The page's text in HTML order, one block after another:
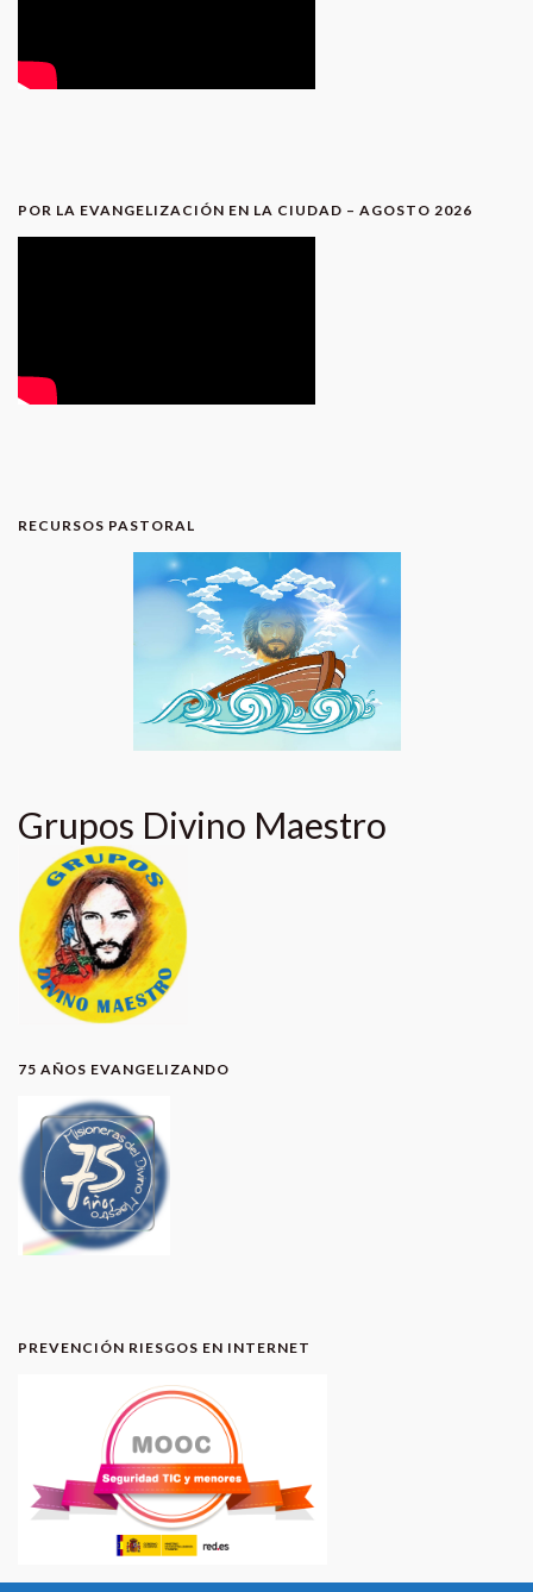
POR LA EVANGELIZACIÓN EN LA CIUDAD – AGOSTO 2026
RECURSOS PASTORAL
Grupos Divino Maestro
75 AÑOS EVANGELIZANDO
PREVENCIÓN RIESGOS EN INTERNET